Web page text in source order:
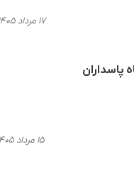
۱۷ مرداد ۱۴۰۵، ۱۵:۵۸
پاسداران
۱۵ مرداد ۱۴۰۵، ۱۴:۰۷